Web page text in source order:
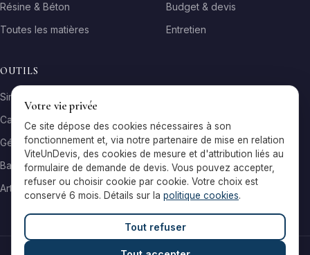
Résine & Béton
Toutes les matières
Budget & devis
Entretien
OUTILS
Simulateur matière
Calculateur surface
Générateur galerie
Baromètre de prix
Artisans par ville
Votre vie privée
Ce site dépose des cookies nécessaires à son
fonctionnement et, via notre partenaire de mise en relation
ViteUnDevis, des cookies de mesure et d'attribution liés au
formulaire de demande de devis. Vous pouvez accepter,
refuser ou choisir cookie par cookie. Votre choix est
conservé 6 mois. Détails sur la politique cookies.
Tout refuser